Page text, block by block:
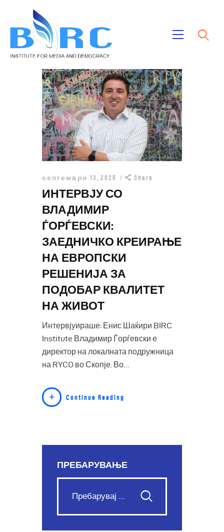
Публикации
Проекти
За Нас
септември 13, 2025 Share
ИНТЕРВЈУ СО
ВЛАДИМИР
ЃОРЃЕВСКИ:
ЗАЕДНИЧКО КРЕИРАЊЕ
НА ЕВРОПСКИ
РЕШЕНИЈА ЗА
ПОДОБАР КВАЛИТЕТ
НА ЖИВОТ
Интервјуираше: Енис Шаќири BIRC
Institute Владимир Ѓорѓевски е
директор на локалната подружница
на RYCO во Скопје. Во…
Continue Reading
ПРЕБАРУВАЊЕ